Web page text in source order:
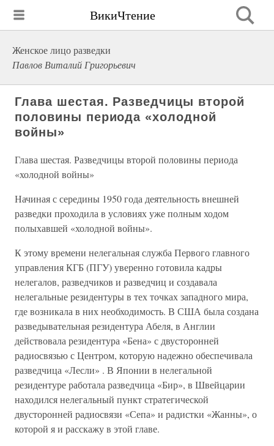
ВикиЧтение
Женское лицо разведки
Павлов Виталий Григорьевич
Глава шестая. Разведчицы второй
половины периода «холодной
войны»
Глава шестая. Разведчицы второй половины периода
«холодной войны»
Начиная с середины 1950 года деятельность внешней
разведки проходила в условиях уже полным ходом
полыхавшей «холодной войны».
К этому времени нелегальная служба Первого главного
управления КГБ (ПГУ) уверенно готовила кадры
нелегалов, разведчиков и разведчиц и создавала
нелегальные резидентуры в тех точках западного мира,
где возникала в них необходимость. В США была создана
разведывательная резидентура Абеля, в Англии
действовала резидентура «Бена» с двусторонней
радиосвязью с Центром, которую надежно обеспечивала
разведчица «Лесли» . В Японии в нелегальной
резидентуре работала разведчица «Бир», в Швейцарии
находился нелегальный пункт стратегической
двусторонней радиосвязи «Сепа» и радистки «Жанны», о
которой я и расскажу в этой главе.